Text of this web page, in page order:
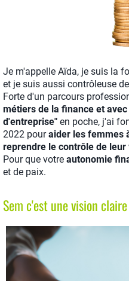
Je m'appelle Aïda, je suis la
et je suis aussi contrôleuse
Forte d'un parcours
métiers de la finance et
d'entreprise" en poche, j'ai
2022 pouraider les femmes
reprendre le contrôle de leur
Pour que votre autonomie
et de paix.
Sem c'est une vision